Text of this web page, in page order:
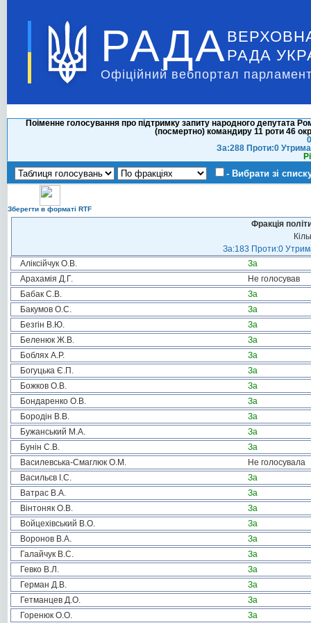
РАДА РАДА
Офіційний вебпортал
Поіменне голосування про підтримку запиту народного депутата
(посмертно) командиру 11 роти 46
За:288 Проти:0
- Вибрати зі
Зберегти в форматі RTF
Фракція
За:183 Проти:0
Аліксійчук О.В.
За
Арахамія Д.Г.
Не голосував
Бабак С.В.
За
Бакумов О.С.
За
Безгін В.Ю.
За
Беленюк Ж.В.
За
Боблях А.Р.
За
Богуцька Є.П.
За
Божков О.В.
За
Бондаренко О.В.
За
Бородін В.В.
За
Бужанський М.А.
За
Бунін С.В.
За
Василевська-Смаглюк О.М.
Не голосувала
Васильєв І.С.
За
Ватрас В.А.
За
Вінтоняк О.В.
За
Войцехівський В.О.
За
Воронов В.А.
За
Галайчук В.С.
За
Гевко В.Л.
За
Герман Д.В.
За
Гетманцев Д.О.
За
Горенюк О.О.
За